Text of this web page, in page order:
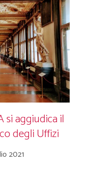
si aggiudica il
degli Uffizi
2021